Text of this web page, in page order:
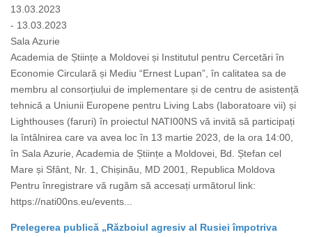
13.03.2023
- 13.03.2023
Sala Azurie
Academia de Științe a Moldovei și Institutul pentru Cercetări în
Economie Circulară și Mediu “Ernest Lupan”, în calitatea sa de
membru al consorțiului de implementare și de centru de asistență
tehnică a Uniunii Europene pentru Living Labs (laboratoare vii) și
Lighthouses (faruri) în proiectul NATI00NS vă invită să participați
la întâlnirea care va avea loc în 13 martie 2023, de la ora 14:00,
în Sala Azurie, Academia de Științe a Moldovei, Bd. Ștefan cel
Mare și Sfânt, Nr. 1, Chișinău, MD 2001, Republica Moldova
Pentru înregistrare vă rugăm să accesați următorul link:
https://nati00ns.eu/events...
Prelegerea publică „Războiul agresiv al Rusiei împotriva